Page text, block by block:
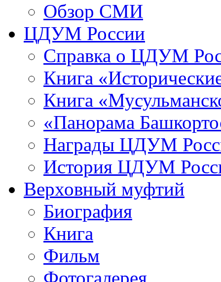
Обзор СМИ
ЦДУМ России
Справка о ЦДУМ
Книга
Книга
«Панорама
Награды ЦДУМ
История ЦДУМ
Верховный муфтий
Биография
Книга
Фильм